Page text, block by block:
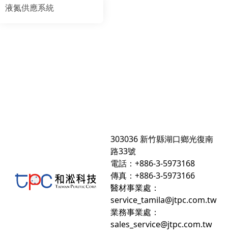
液氮供應系統
303036 新竹縣湖口鄉光復南
路33號
電話：+886-3-5973168
傳真：+886-3-5973166
醫材事業處：
service_tamila@jtpc.com.tw
業務事業處：
sales_service@jtpc.com.tw